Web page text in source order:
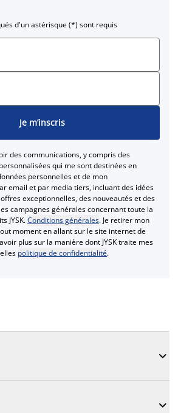
d'un astérisque (*) sont requis
Je m’inscris
des communications, y compris des
qui me sont destinées en
personnelles et de mon
email et par media tiers, incluant des idées
exceptionnelles, des nouveautés et des
campagnes générales concernant toute la
JYSK.Conditions générales. Je retirer mon
moment en allant sur le site internet de
plus sur la manière dont JYSK traite mes
politique de confidentialité.

